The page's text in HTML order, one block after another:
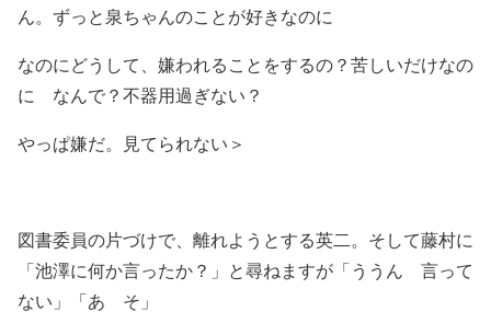
ん。ずっと泉ちゃんのことが好きなのに
なのにどうして、嫌われることをするの？苦しいだけなの
に なんで？不器用過ぎない？
やっぱ嫌だ。見てられない＞
図書委員の片づけで、離れようとする英二。そして藤村に
「池澤に何か言ったか？」と尋ねますが「ううん 言って
ない」「あ そ」